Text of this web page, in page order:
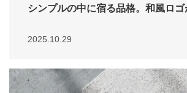
シンプルの中に宿る品格。和風ロ
2025.10.29